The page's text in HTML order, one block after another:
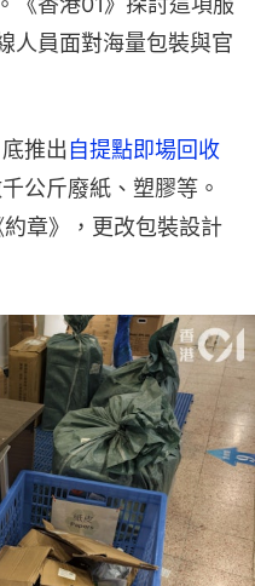
人員面對海量包裝與官
推出 自提點即場回收
公斤廢紙、塑膠等。
章》，更改包裝設計